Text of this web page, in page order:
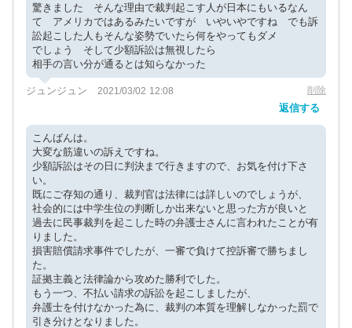
驚きました そんな理由で裁判起こす人が日本にもいるなん
て アメリカではあるみたいですが いやいやですね でも訴
訟起こした人もそんな姿勢でいたら何をやってもダメ
でしょう そして少額訴訟は無視したら
相手の言い分が通るとは知らなかった
ジュンジュン 2021/03/02 12:08 削除
返信する
こんばんは。
大変な筋違いの訴えですね。
少額訴訟はその日に判決まで行きますので、お気を付け下さ
い。
既にご存知の通り、裁判官は法律には詳しいのでしょうが、
社会的には中学生位の判断しか出来ないと思った方が良いと
過去に民事裁判を起こした時の弁護士さんに言われたことが有
りました。
損害賠償請求事件でしたが、一審で負けて控訴審で勝ちまし
た。
証拠主義と法律論から攻めた勝利でした。
もう一つ、不払い請求の訴訟を起こしましたが、
弁護士を付けなかった為に、裁判の本質を理解しなかった罰で
引き分けとなりました。